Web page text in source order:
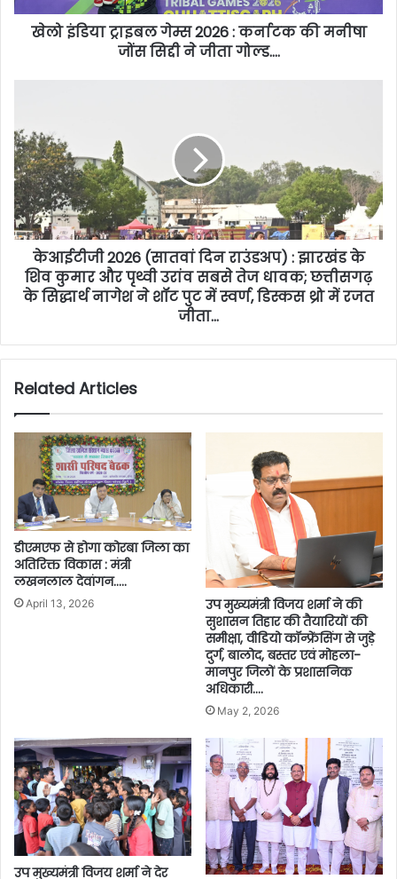
खेलो इंडिया ट्राइबल गेम्स 2026 : कर्नाटक की मनीषा
जोंस सिद्दी ने जीता गोल्ड….
केआईटीजी 2026 (सातवां दिन राउंडअप) : झारखंड के
शिव कुमार और पृथ्वी उरांव सबसे तेज धावक; छत्तीसगढ़
के सिद्धार्थ नागेश ने शॉट पुट में स्वर्ण, डिस्कस थ्रो में रजत
जीता…
Related Articles
डीएमएफ से होगा कोरबा जिला का
अतिरिक्त विकास : मंत्री
लखनलाल देवांगन…..
April 13, 2026
उप मुख्यमंत्री विजय शर्मा ने की
सुशासन तिहार की तैयारियों की
समीक्षा, वीडियो कॉन्फ्रेंसिंग से जुड़े
दुर्ग, बालोद, बस्तर एवं मोहला-
मानपुर जिलों के प्रशासनिक
अधिकारी….
May 2, 2026
उप मुख्यमंत्री विजय शर्मा ने देर